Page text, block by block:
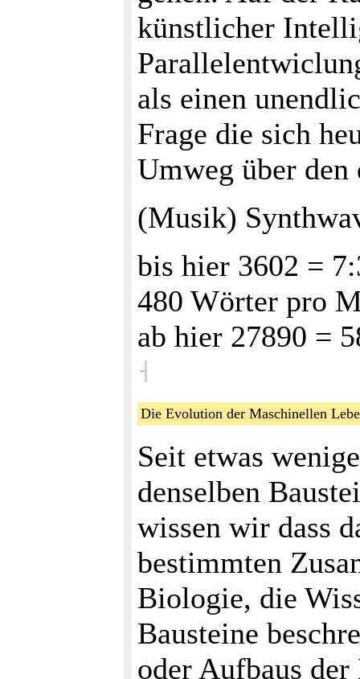
künstlicher
als einen
Frage die sich
Umweg über
(Musik)
bis hier 3602 =
480 Wörter pro
ab hier 27890 =
˧
Die Evolution der Maschinellen
Seit etwas
denselben
wissen wir dass
bestimmten
Biologie, die
Bausteine
oder Aufbaus